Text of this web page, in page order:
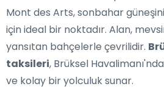
Mont des Arts, sonbahar
için ideal bir noktadır. Alan,
yansıtan bahçelerle çevrilidir.
taksileri, Brüksel
ve kolay bir yolculuk sunar.